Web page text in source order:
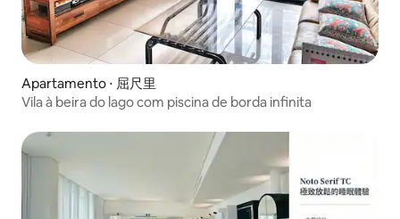
Apartamento ⋅ 屈尺里
Vila à beira do lago com piscina de borda infinita